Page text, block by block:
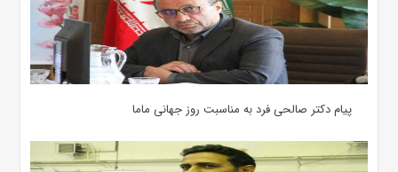
پیام دکتر صالحی فرد به مناسبت روز جهانی ماما